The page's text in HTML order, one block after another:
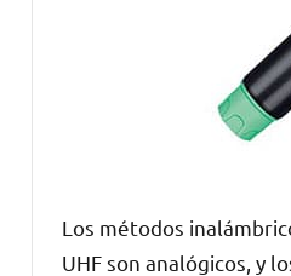
Los métodos
UHF son analógicos, y